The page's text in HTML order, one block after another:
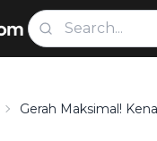
Gerah Maksimal!